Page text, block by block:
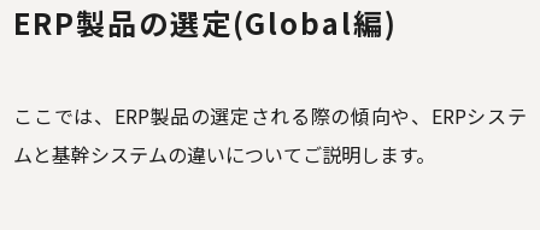
ERP製品の選定(Global編)
ここでは、ERP製品の選定される際の傾向や、ERPシステ
ムと基幹システムの違いについてご説明します。